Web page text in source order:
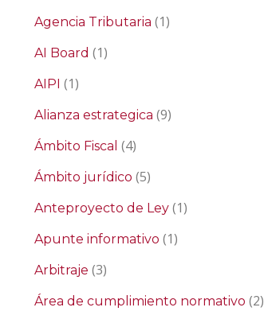
Agencia Tributaria (1)
AI Board (1)
AIPI (1)
Alianza estrategica (9)
Ámbito Fiscal (4)
Ámbito jurídico (5)
Anteproyecto de Ley (1)
Apunte informativo (1)
Arbitraje (3)
Área de cumplimiento normativo (2)